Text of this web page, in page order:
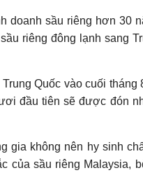
doanh sầu riêng hơn 30
riêng đông lạnh sang
Quốc vào cuối
đầu tiên sẽ được đón
gia không nên hy sinh
của sầu riêng Malaysia,